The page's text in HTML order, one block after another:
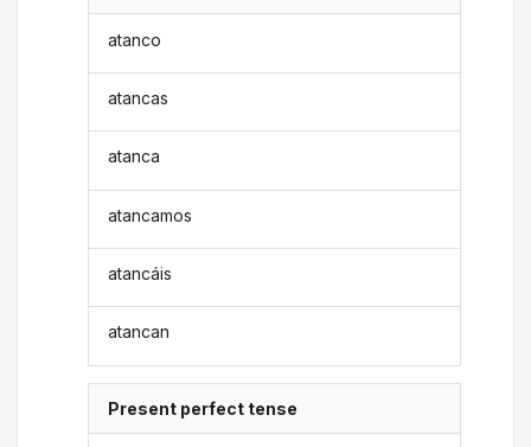
atanco
atancas
atanca
atancamos
atancáis
atancan
Present perfect tense